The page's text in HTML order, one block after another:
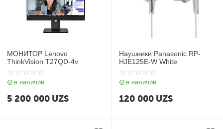
МОНИТОР Lenovo
ThinkVision T27QD-4v
в наличии
5 200 000 UZS
Наушники Panasonic RP-
HJE125E-W White
в наличии
120 000 UZS